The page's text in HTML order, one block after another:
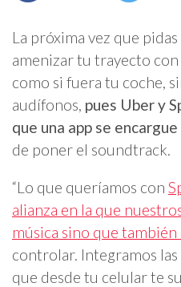
La próxima vez que
amenizar tu trayecto
como si fuera tu coche,
audífonos, pues Uber y
que una app se
de poner el soundtrack.
“Lo que queríamos con
alianza en la que
música sino que también
controlar. Integramos
que desde tu celular te